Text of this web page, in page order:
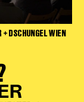
+ DSCHUNGEL WIEN